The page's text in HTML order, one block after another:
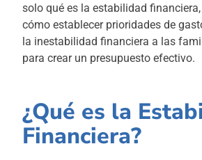
solo qué es la estabilidad
cómo establecer prioridades de
la inestabilidad financiera a las
para crear un presupuesto efectivo.
¿Qué es la
Financiera?